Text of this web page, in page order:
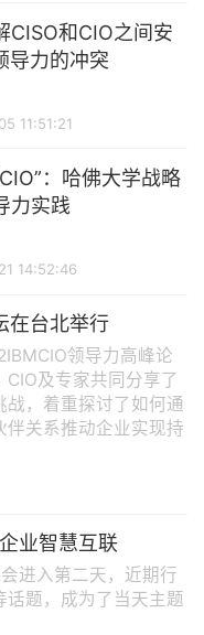
CISO和CIO之间安
导力的冲突
11:51:21
：哈佛大学战略
力实践
14:52:46
在台北举行
领导力高峰论
及专家共同分享了
，着重探讨了如何通
伴关系推动企业实现持
业智慧互联
进入第二天，近期行
话题，成为了当天主题